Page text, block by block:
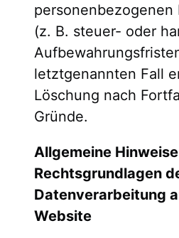
personenbezogenen
(z. B. steuer- oder
letztgenannten Fall
Löschung nach
Gründe.
Allgemeine
Rechtsgrundlagen
Datenverarbeitung
Website